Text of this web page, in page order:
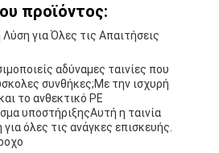
προϊόντος:
Λύση για Όλες τις Απαιτήσεις
αδύναμες ταινίες που
συνθήκες;Με την ισχυρή
το ανθεκτικό PE
υποστήριξηςΑυτή η ταινία
για όλες τις ανάγκες επισκευής.